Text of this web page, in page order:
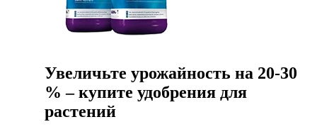
Увеличьте урожайность на 20-30
% – купите удобрения для
растений